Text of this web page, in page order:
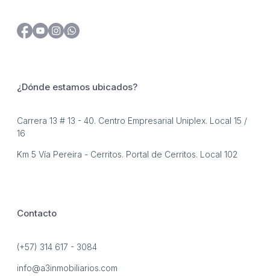
¿Dónde estamos ubicados?
Carrera 13 # 13 - 40. Centro Empresarial Uniplex. Local 15 /
16
Km 5 Vía Pereira - Cerritos. Portal de Cerritos. Local 102
Contacto
(+57) 314 617 - 3084
info@a3inmobiliarios.com